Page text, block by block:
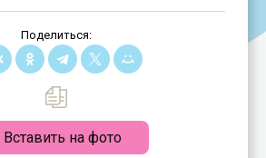
Поделиться:
Вставить на фото